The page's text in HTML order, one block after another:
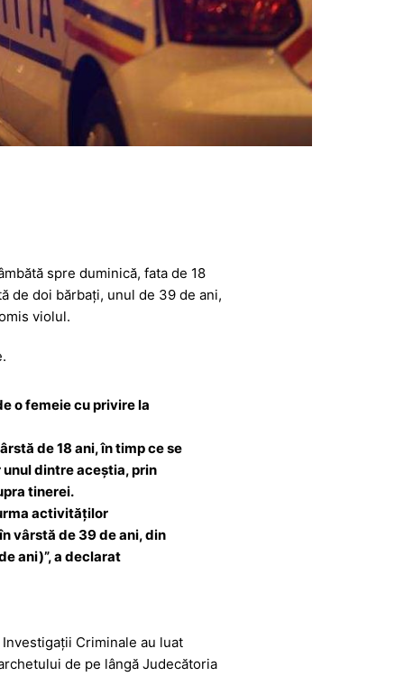
spre duminică, fata de 18
de doi bărbați, unul de 39 de ani,
violul.
o femeie cu privire la
de 18 ani, în timp ce se
dintre aceștia, prin
tinerei.
activităților
vârstă de 39 de ani, din
ani)”, a declarat
Criminale au luat
de pe lângă Judecătoria